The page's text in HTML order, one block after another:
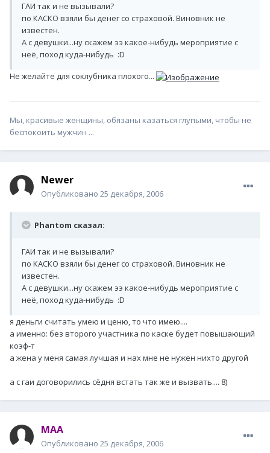
ГАИ так и не вызывали?
по КАСКО взяли бы денег со страховой. Виновник не
известен.
А с девушки...ну скажем ээ какое-нибудь мероприятие с
неё, поход куда-нибудь :D
Не желайте для соклубника плохого...
Мы, красивые женщины, обязаны казаться глупыми, чтобы не
беспокоить мужчин ...
Newer
Опубликовано 25 декабря, 2006
Phantom сказал:
ГАИ так и не вызывали?
по КАСКО взяли бы денег со страховой. Виновник не
известен.
А с девушки...ну скажем ээ какое-нибудь мероприятие с
неё, поход куда-нибудь :D
я деньги считать умею и ценю, то что имею....
а именно: без второго участника по каске будет повышающий
коэф-т
а жена у меня самая лучшая и нах мне не нужен нихто другой
а с гаи договорились сёдня встать так же и вызвать.... 8)
MAA
Опубликовано 25 декабря, 2006